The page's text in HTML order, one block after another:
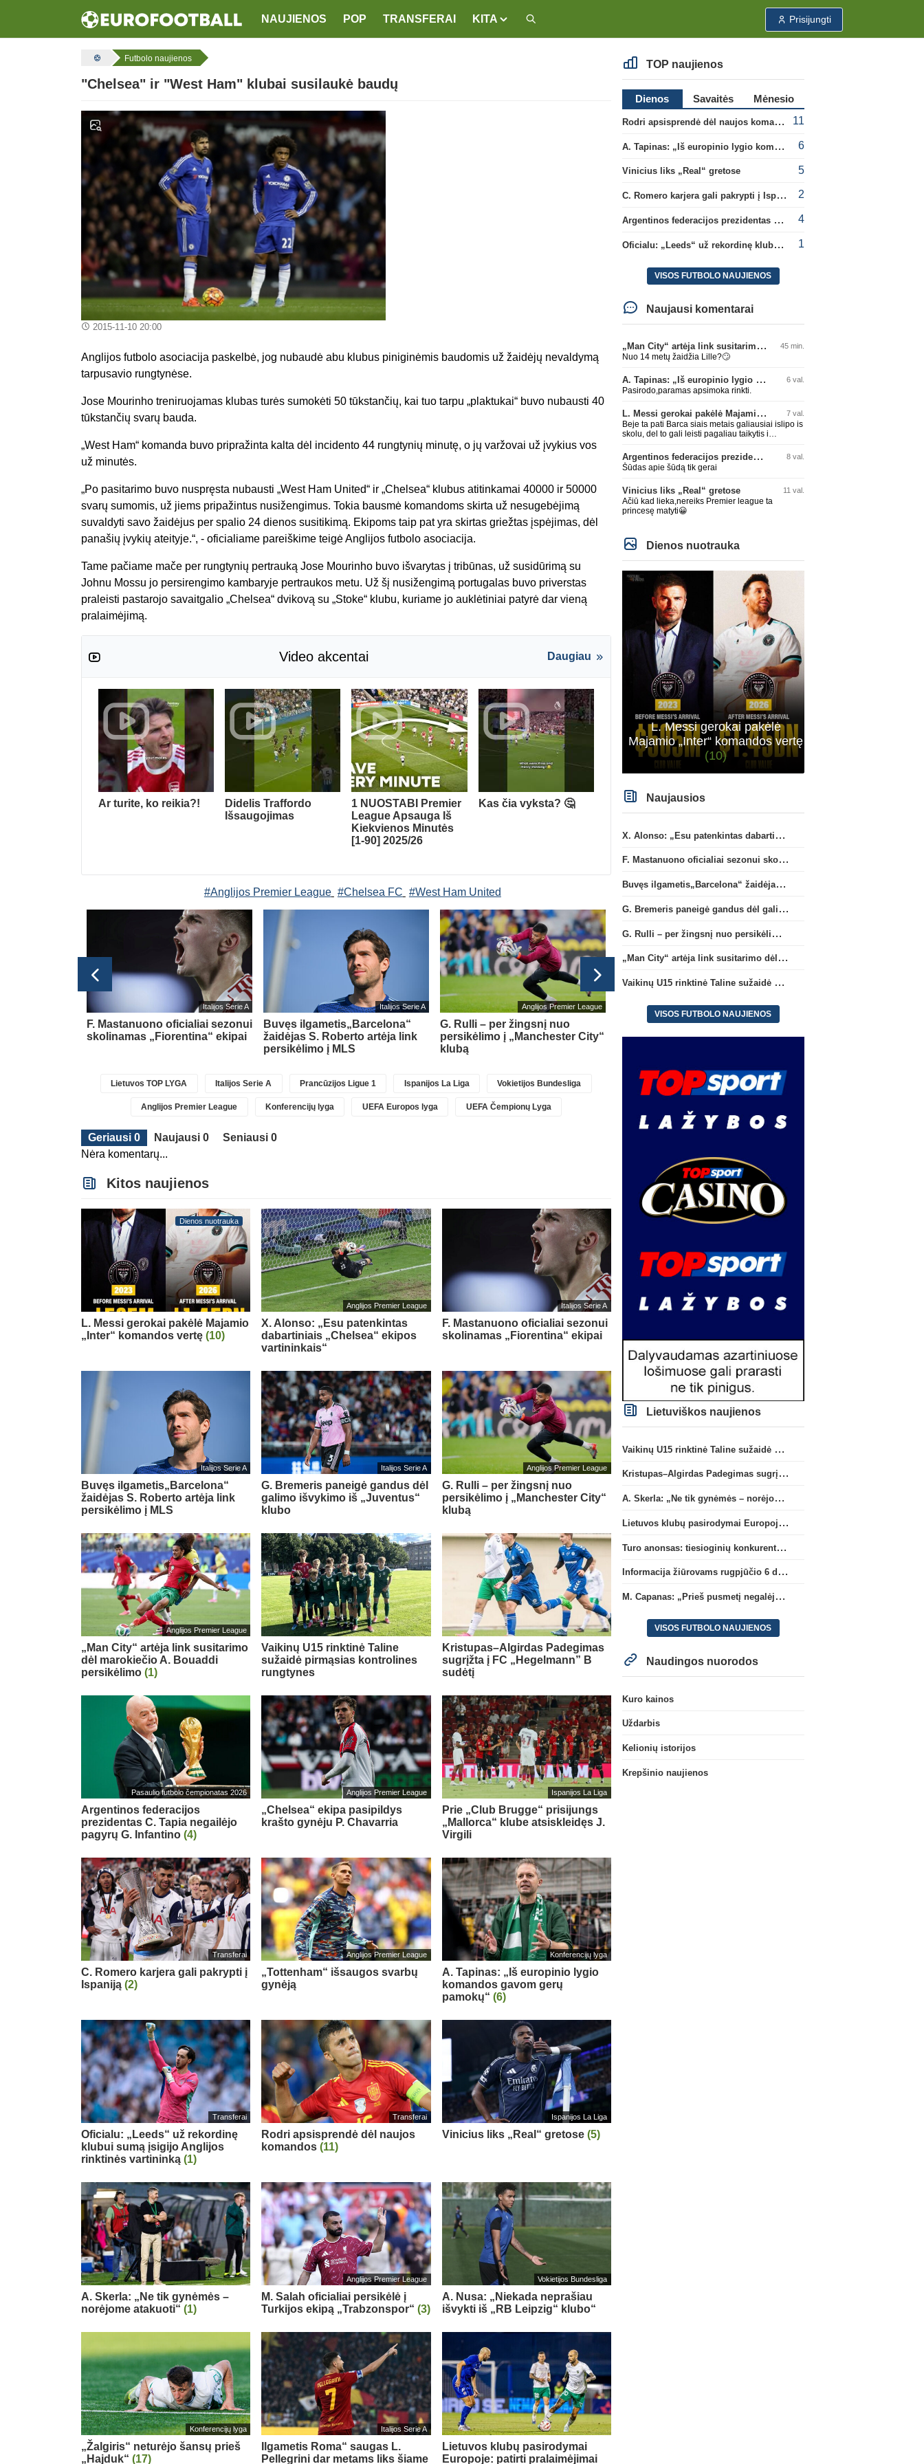
NAUJIENOS POP TRANSFERAI KITA Prisijungti
Futbolo naujienos
"Chelsea" ir "West Ham" klubai susilaukė baudų
2015-11-10 20:00
Anglijos futbolo asociacija paskelbė, jog nubaudė abu klubus piniginėmis baudomis už žaidėjų nevaldymą
tarpusavio rungtynėse.
Jose Mourinho treniruojamas klubas turės sumokėti 50 tūkstančių, kai tuo tarpu „plaktukai“ buvo nubausti 40
tūkstančių svarų bauda.
„West Ham“ komanda buvo pripražinta kalta dėl incidento 44 rungtynių minutę, o jų varžovai už įvykius vos
už minutės.
„Po pasitarimo buvo nuspręsta nubausti „West Ham United“ ir „Chelsea“ klubus atitinkamai 40000 ir 50000
svarų sumomis, už jiems pripažintus nusižengimus. Tokia bausmė komandoms skirta už nesugebėjimą
suvaldyti savo žaidėjus per spalio 24 dienos susitikimą. Ekipoms taip pat yra skirtas griežtas įspėjimas, dėl
panašių įvykių ateityje.“, - oficialiame pareiškime teigė Anglijos futbolo asociacija.
Tame pačiame mače per rungtynių pertrauką Jose Mourinho buvo išvarytas į tribūnas, už susidūrimą su
Johnu Mossu jo persirengimo kambaryje pertraukos metu. Už šį nusižengimą portugalas buvo priverstas
praleisti pastarojo savaitgalio „Chelsea“ dvikovą su „Stoke“ klubu, kuriame jo auklėtiniai patyrė dar vieną
pralaimėjimą.
Video akcentai Daugiau
Ar turite, ko reikia?!
Didelis Traffordo
Išsaugojimas
1 NUOSTABI Premier
League Apsauga Iš
Kiekvienos Minutės
[1-90] 2025/26
Kas čia vyksta? 🤔
#Anglijos Premier League #Chelsea FC #West Ham United
Italijos Serie A
F. Mastanuono oficialiai sezonui
skolinamas „Fiorentina“ ekipai
Italijos Serie A
Buvęs ilgametis„Barcelona“
žaidėjas S. Roberto artėja link
persikėlimo į MLS
Anglijos Premier League
G. Rulli – per žingsnį nuo
persikėlimo į „Manchester City“
klubą
Vaikinų U15 rinktinė Taline
sužaidė pirmąsias kontrolines
sugrįžta į FC
Lietuvos TOP LYGA Italijos Serie A Prancūzijos Ligue 1 Ispanijos La Liga Vokietijos Bundesliga
Anglijos Premier League Konferencijų lyga UEFA Europos lyga UEFA Čempionų Lyga
Geriausi 0 Naujausi 0
Seniausi 0
Nėra komentarų...
Kitos naujienos
Dienos nuotrauka
L. Messi gerokai pakėlė Majamio
„Inter“ komandos vertę (10)
Anglijos Premier League
X. Alonso: „Esu patenkintas
dabartiniais „Chelsea“ ekipos
vartininkais“
Italijos Serie A
F. Mastanuono oficialiai sezonui
skolinamas „Fiorentina“ ekipai
Italijos Serie A
Buvęs ilgametis„Barcelona“
žaidėjas S. Roberto artėja link
persikėlimo į MLS
Italijos Serie A
G. Bremeris paneigė gandus dėl
galimo išvykimo iš „Juventus“
klubo
Anglijos Premier League
G. Rulli – per žingsnį nuo
persikėlimo į „Manchester City“
klubą
Anglijos Premier League
„Man City“ artėja link susitarimo
dėl marokiečio A. Bouaddi
persikėlimo (1)
Vaikinų U15 rinktinė Taline
sužaidė pirmąsias kontrolines
rungtynes
Kristupas–Algirdas Padegimas
sugrįžta į FC „Hegelmann” B
sudėtį
Pasaulio futbolo čempionatas 2026
Argentinos federacijos
prezidentas C. Tapia negailėjo
pagyrų G. Infantino (4)
Anglijos Premier League
„Chelsea“ ekipa pasipildys
krašto gynėju P. Chavarria
Ispanijos La Liga
Prie „Club Brugge“ prisijungs
„Mallorca“ klube atsiskleidęs J.
Virgili
Transferai
C. Romero karjera gali pakrypti į
Ispaniją (2)
Anglijos Premier League
„Tottenham“ išsaugos svarbų
gynėją
Konferencijų lyga
A. Tapinas: „Iš europinio lygio
komandos gavom gerų
pamokų“ (6)
Transferai
Oficialu: „Leeds“ už rekordinę
klubui sumą įsigijo Anglijos
rinktinės vartininką (1)
Transferai
Rodri apsisprendė dėl naujos
komandos(11)
Ispanijos La Liga
Vinicius liks „Real“ gretose (5)
A. Skerla: „Ne tik gynėmės –
norėjome atakuoti“ (1)
Anglijos Premier League
M. Salah oficialiai persikėlė į
Turkijos ekipą „Trabzonspor“(3)
Vokietijos Bundesliga
A. Nusa: „Niekada neprašiau
išvykti iš „RB Leipzig“ klubo“
Konferencijų lyga
„Žalgiris“ neturėjo šansų prieš
„Hajduk“ (17)
Italijos Serie A
Ilgametis Roma“ saugas L.
Pellegrini dar metams liks šiame
Lietuvos klubų pasirodymai
Europoje: patirti pralaimėjimai
TOP naujienos
Dienos Savaitės
Mėnesio
Rodri apsisprendė dėl naujos komandos
11
A. Tapinas: „Iš europinio lygio komandos gavom gerų pamokų“ 6
Vinicius liks „Real“ gretose 5
C. Romero karjera gali pakrypti į Ispaniją 2
Argentinos federacijos prezidentas C. Tapia negailėjo pagyrų G. Infantino 4
Oficialu: „Leeds“ už rekordinę klubui sumą įsigijo Anglijos rinktinės vartininką 1
VISOS FUTBOLO NAUJIENOS
Naujausi komentarai
„Man City“ artėja link susitarimo dėl marokiečio A. Bouaddi persikėlimo 45 min.
Nuo 14 metų žaidžia Lille?🙄
A. Tapinas: „Iš europinio lygio komandos gavom gerų pamokų“ 6 val.
Pasirodo,paramas apsimoka rinkti.
L. Messi gerokai pakėlė Majamio „Inter“ komandos vertę 7 val.
Beje ta pati Barca siais metais galiausiai islipo is
skolu, del to gali leisti pagaliau taikytis i
visa Julian Alvarez saga.
Argentinos federacijos prezidentas C. Tapia negailėjo pagyrų G. Infantino 8 val.
Šūdas apie šūdą tik gerai
Vinicius liks „Real“ gretose 11 val.
Ačiū kad lieka,nereiks Premier league ta
princesę matyti😀
Dienos nuotrauka
L. Messi gerokai pakėlė
Majamio „Inter“ komandos vertę
(10)
Naujausios
X. Alonso: „Esu patenkintas dabartiniais „Chelsea“ ekipos vartininkais“
F. Mastanuono oficialiai sezonui skolinamas „Fiorentina“ ekipai
Buvęs ilgametis„Barcelona“ žaidėjas S. Roberto artėja link persikėlimo į MLS
G. Bremeris paneigė gandus dėl galimo išvykimo iš „Juventus“ klubo
G. Rulli – per žingsnį nuo persikėlimo į „Manchester City“ klubą
„Man City“ artėja link susitarimo dėl marokiečio A. Bouaddi persikėlimo
Vaikinų U15 rinktinė Taline sužaidė pirmąsias kontrolines rungtynes
VISOS FUTBOLO NAUJIENOS
Lietuviškos naujienos
Vaikinų U15 rinktinė Taline sužaidė pirmąsias kontrolines rungtynes
Kristupas–Algirdas Padegimas sugrįžta į FC „Hegelmann” B sudėtį
A. Skerla: „Ne tik gynėmės – norėjome atakuoti“
Lietuvos klubų pasirodymai Europoje: patirti pralaimėjimai Kroatijos atstovams
Turo anonsas: tiesioginių konkurentų dvikova Gargžduose
Informacija žiūrovams rugpjūčio 6 d. UEFA rungtynėms
M. Capanas: „Prieš pusmetį negalėjau net įsivaizduoti, kad žaisime prieš „Hajduk“
VISOS FUTBOLO NAUJIENOS
Naudingos nuorodos
Kuro kainos
Uždarbis
Kelionių istorijos
Krepšinio naujienos